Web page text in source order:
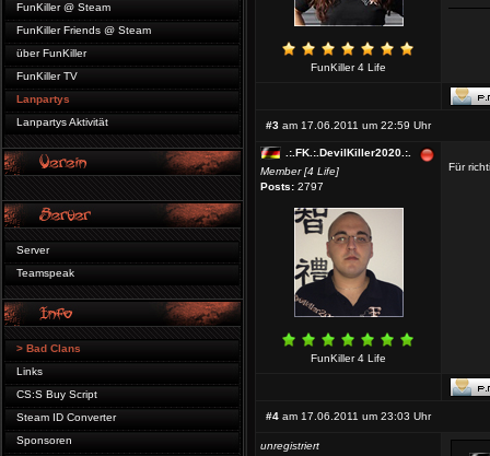
FunKiller @ Steam
FunKiller Friends @ Steam
über FunKiller
FunKiller TV
Lanpartys
Lanpartys Aktivität
Server
Teamspeak
> Bad Clans
Links
CS:S Buy Script
Steam ID Converter
Sponsoren
FunKiller 4 Life
#3 am 17.06.2011 um 22:59 Uhr
.:.FK.:.DevilKiller2020.:.
Member [4 Life]
Posts: 2797
FunKiller 4 Life
Für
#4 am 17.06.2011 um 23:03 Uhr
unregistriert